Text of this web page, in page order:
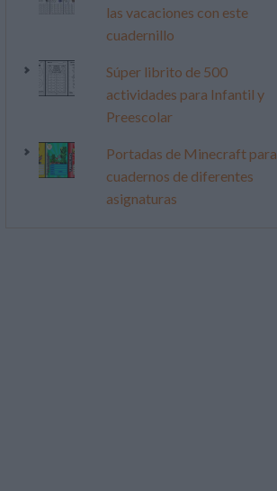
las vacaciones con este
cuadernillo
Súper librito de 500
actividades para Infantil y
Preescolar
Portadas de Minecraft para
cuadernos de diferentes
asignaturas